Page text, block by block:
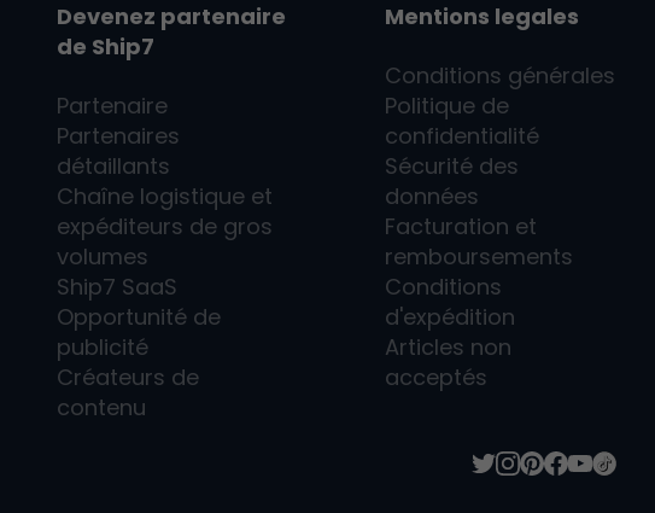
Devenez partenaire
de Ship7
Partenaire
Partenaires
détaillants
Chaîne logistique et
expéditeurs de gros
volumes
Ship7 SaaS
Opportunité de
publicité
Créateurs de
contenu
Mentions legales
Conditions générales
Politique de
confidentialité
Sécurité des
données
Facturation et
remboursements
Conditions
d'expédition
Articles non
acceptés